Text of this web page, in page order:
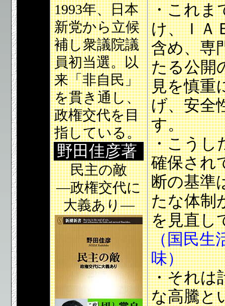
1993年、日本
新党から立候
補し衆議院議
員初当選。以
来「非自民」
を貫き通し、
政権交代を目
指している。
野田佳彦著
民主の敵
―政権交代に
大義あり―
・これま
け、ＩＡ
含め、専
たる公開
見を慎重
げ、安全
す。
・こうし
確保され
断の基準
たな体制
を見直し
（国民生
味）
・それは
な高騰と